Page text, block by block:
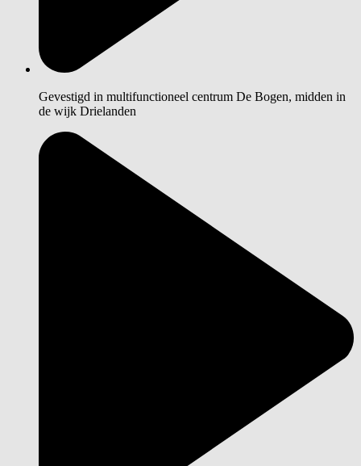
Gevestigd in multifunctioneel centrum De Bogen, midden in
de wijk Drielanden